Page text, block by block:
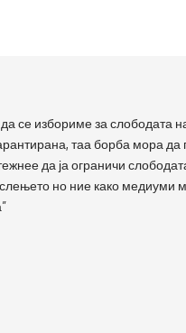
се избориме за слободата
таа борба мора
да ја ограничи
но ние како медиуми